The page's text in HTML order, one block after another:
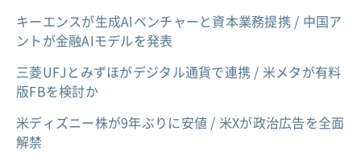
キーエンスが生成AIベンチャーと資本業務提携 / 中国ア
ントが金融AIモデルを発表
三菱UFJとみずほがデジタル通貨で連携 / 米メタが有料
版FBを検討か
米ディズニー株が9年ぶりに安値 / 米Xが政治広告を全面
解禁